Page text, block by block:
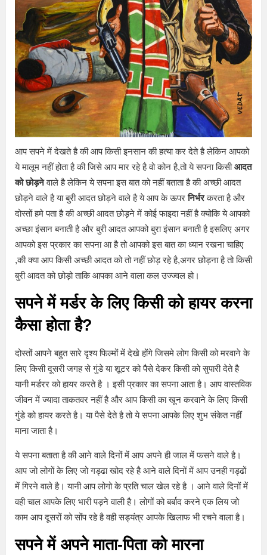
आप सपने में देखते है की आप किसी इनसान की हत्या कर देते है लेकिन आपको
ये मालूम नहीं होता है की जिसे आप मार रहे है वो कोन है,तो ये सपना किसीआदत
को छोड़नेवाले है लेकिन ये सपना इस बात को नहीं बताता है की अच्छी आदत
छोड़ने वाले है या बुरी आदत छोड़ने वाले है ये आप के ऊपरनिर्भरकरता है और
दोस्तों हमे पता है की अच्छी आदत छोड़ने में कोई फाइदा नहीं है क्योकि ये आपको
अच्छा इंसान बनाती है और बुरी आदत आपको बुरा इंसान बनाती है इसलिए अगर
आपको इस प्रकार का सपना आ है तो आपको इस बात का ध्यान रखना चाहिए
,की क्या आप किसी अच्छी आदत को तो नहीं छोड़ रहे है,अगर छोड़ना है तो किसी
बुरी आदत को छोड़ो ताकि आपका आने वाला कल उज्ज्वल हो।
सपने में मर्डर के लिए किसी को हायर करना
कैसा होता है?
दोस्तों आपने बहुत सारे दृश्य फिल्मों में देखे होंगे जिसमे लोग किसी को मरवाने के
लिए किसी दूसरी जगह से गुंडे या शूटर को पैसे देकर किसी को सुपारी देते है
यानी मर्डरर को हायर करते है । इसी प्रकार का सपना आता है। आप वास्तविक
जीवन में ज्यादा ताकतवर नहीं है और आप किसी का खून करवाने के लिए किसी
गुंडे को हायर करते है। या पैसे देते है तो ये सपना आपके लिए शुभ संकेत नहीं
माना जाता है।
ये सपना बताता है की आने वाले दिनों में आप अपने ही जाल में फसने वाले है।
आप जो लोगों के लिए जो गड्ढा खोद रहे है आने वाले दिनों में आप उनही गड्ढों
में गिरने वाले है। यानी आप लोगो के प्रति चाल खेल रहे है । आने वाले दिनों में
वही चाल आपके लिए भारी पड़ने वाली है। लोगों को बर्बाद करने एक लिय जो
काम आप दूसरों को सोंप रहे है वही सड्यंत्र आपके खिलाफ भी रचने वाला है।
सपने में अपने माता-पिता को मारना